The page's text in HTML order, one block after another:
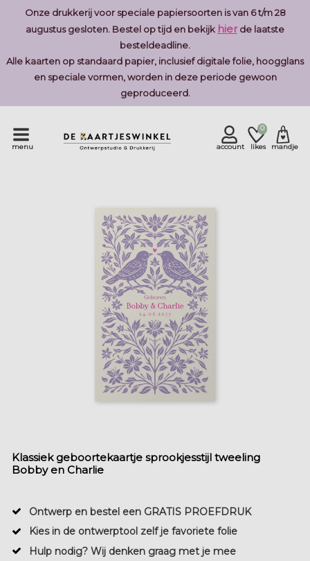
Onze drukkerij voor speciale papiersoorten is van 6 t/m 28
augustus gesloten. Bestel op tijd en bekijk hierde laatste
besteldeadline.
Alle kaarten op standaard papier, inclusief digitale folie, hoogglans
en speciale vormen, worden in deze periode gewoon
geproduceerd.
menu account likes
0
mandje
Klassiek geboortekaartje sprookjesstijl tweeling
Bobby en Charlie
Ontwerp en bestel een GRATIS PROEFDRUK
Kies in de ontwerptool zelf je favoriete folie
Hulp nodig? Wij denken graag met je mee